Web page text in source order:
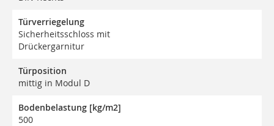
Türverriegelung
Sicherheitsschloss mit
Drückergarnitur
Türposition
mittig in Modul D
Bodenbelastung [kg/m2]
500